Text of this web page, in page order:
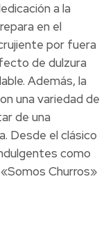
a la
en el
por fuera
de dulzura
Además, la
una variedad de
de una
Desde el clásico
como
Churros»